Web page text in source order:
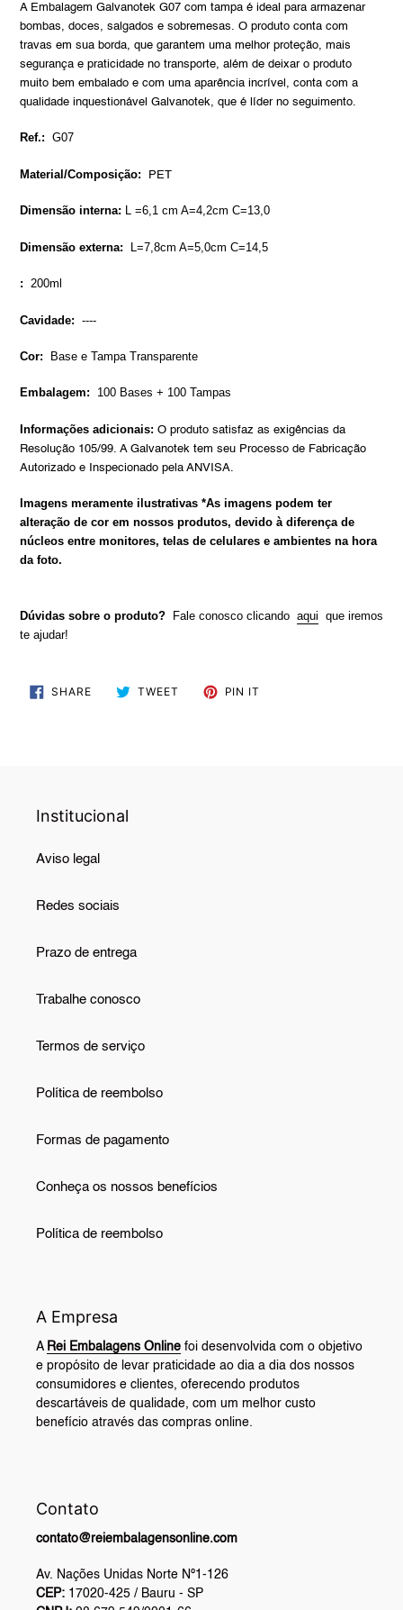
A Embalagem Galvanotek G07 com tampa é ideal para armazenar
bombas, doces, salgados e sobremesas. O produto conta com
travas em sua borda, que garantem uma melhor proteção, mais
segurança e praticidade no transporte, além de deixar o produto
muito bem embalado e com uma aparência incrível, conta com a
qualidade inquestionável Galvanotek, que é líder no seguimento.
Ref.: G07
Material/Composição: PET
Dimensão interna: L =6,1 cm A=4,2cm C=13,0
Dimensão externa: L=7,8cm A=5,0cm C=14,5
: 200ml
Cavidade: ----
Cor: Base e Tampa Transparente
Embalagem: 100 Bases + 100 Tampas
Informações adicionais: O produto satisfaz as exigências da
Resolução 105/99. A Galvanotek tem seu Processo de Fabricação
Autorizado e Inspecionado pela ANVISA.
Imagens meramente ilustrativas *As imagens podem ter
alteração de cor em nossos produtos, devido à diferença de
núcleos entre monitores, telas de celulares e ambientes na hora
da foto.
Dúvidas sobre o produto? Fale conosco clicando aqui que iremos
te ajudar!
SHARESHARE
ON
TWEET TWEET PIN IT
Institucional
Aviso legal
Redes sociais
Prazo de entrega
Trabalhe conosco
Termos de serviço
Política de reembolso
Formas de pagamento
Conheça os nossos benefícios
Política de reembolso
A Empresa
A Rei Embalagens Online foi desenvolvida com o objetivo
e propósito de levar praticidade ao dia a dia dos nossos
consumidores e clientes, oferecendo produtos
descartáveis de qualidade, com um melhor custo
benefício através das compras online.
Contato
contato@reiembalagensonline.com
Av. Nações Unidas Norte Nº1-126
CEP: 17020-425 / Bauru - SP